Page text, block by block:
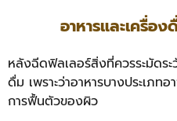
อาหารและเครื่อ
หลังฉีดฟิลเลอร์สิ่งที่ควรระมัดระ
ดื่ม เพราะว่าอาหารบางประเภท
การฟื้นตัวของผิว